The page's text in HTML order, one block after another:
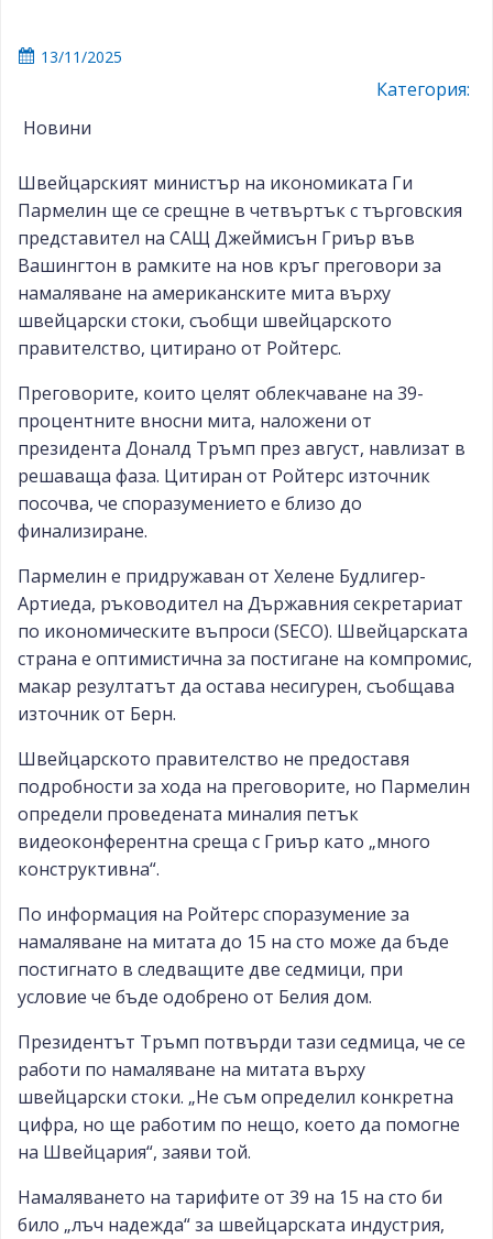
13/11/2025
Категория:
Новини
Швейцарският министър на икономиката Ги
Пармелин ще се срещне в четвъртък с търговския
представител на САЩ Джеймисън Гриър във
Вашингтон в рамките на нов кръг преговори за
намаляване на американските мита върху
швейцарски стоки, съобщи швейцарското
правителство, цитирано от Ройтерс.
Преговорите, които целят облекчаване на 39-
процентните вносни мита, наложени от
президента Доналд Тръмп през август, навлизат в
решаваща фаза. Цитиран от Ройтерс източник
посочва, че споразумението е близо до
финализиране.
Пармелин е придружаван от Хелене Будлигер-
Артиеда, ръководител на Държавния секретариат
по икономическите въпроси (SECO). Швейцарската
страна е оптимистична за постигане на компромис,
макар резултатът да остава несигурен, съобщава
източник от Берн.
Швейцарското правителство не предоставя
подробности за хода на преговорите, но Пармелин
определи проведената миналия петък
видеоконферентна среща с Гриър като „много
конструктивна“.
По информация на Ройтерс споразумение за
намаляване на митата до 15 на сто може да бъде
постигнато в следващите две седмици, при
условие че бъде одобрено от Белия дом.
Президентът Тръмп потвърди тази седмица, че се
работи по намаляване на митата върху
швейцарски стоки. „Не съм определил конкретна
цифра, но ще работим по нещо, което да помогне
на Швейцария“, заяви той.
Намаляването на тарифите от 39 на 15 на сто би
било „лъч надежда“ за швейцарската индустрия,